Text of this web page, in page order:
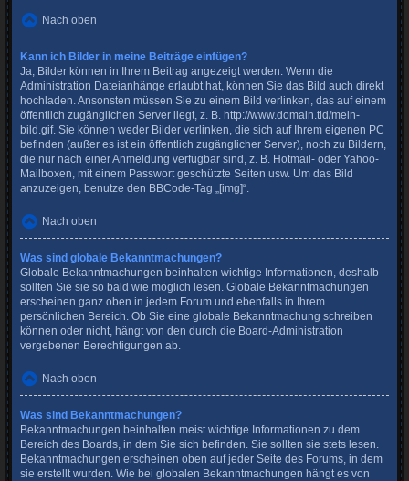
Nach oben
Kann ich Bilder in meine Beiträge einfügen?
Ja, Bilder können in Ihrem Beitrag angezeigt werden. Wenn die
Administration Dateianhänge erlaubt hat, können Sie das Bild auch direkt
hochladen. Ansonsten müssen Sie zu einem Bild verlinken, das auf einem
öffentlich zugänglichen Server liegt, z. B. http://www.domain.tld/mein-
bild.gif. Sie können weder Bilder verlinken, die sich auf Ihrem eigenen PC
befinden (außer es ist ein öffentlich zugänglicher Server), noch zu Bildern,
die nur nach einer Anmeldung verfügbar sind, z. B. Hotmail- oder Yahoo-
Mailboxen, mit einem Passwort geschützte Seiten usw. Um das Bild
anzuzeigen, benutze den BBCode-Tag „[img]“.
Nach oben
Was sind globale Bekanntmachungen?
Globale Bekanntmachungen beinhalten wichtige Informationen, deshalb
sollten Sie sie so bald wie möglich lesen. Globale Bekanntmachungen
erscheinen ganz oben in jedem Forum und ebenfalls in Ihrem
persönlichen Bereich. Ob Sie eine globale Bekanntmachung schreiben
können oder nicht, hängt von den durch die Board-Administration
vergebenen Berechtigungen ab.
Nach oben
Was sind Bekanntmachungen?
Bekanntmachungen beinhalten meist wichtige Informationen zu dem
Bereich des Boards, in dem Sie sich befinden. Sie sollten sie stets lesen.
Bekanntmachungen erscheinen oben auf jeder Seite des Forums, in dem
sie erstellt wurden. Wie bei globalen Bekanntmachungen hängt es von